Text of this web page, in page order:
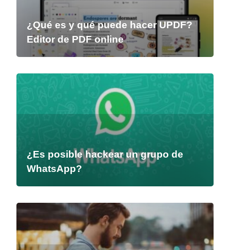
¿Qué es y qué puede hacer UPDF?
Editor de PDF online
¿Es posible hackear un grupo de
WhatsApp?